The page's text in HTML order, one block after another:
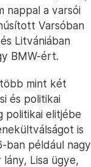
nappal a varsói
Varsóban
Litvániában
BMW-ért.
mint két
és politikai
politikai elitjébe
is
ban például nagy
Lisa ügye,